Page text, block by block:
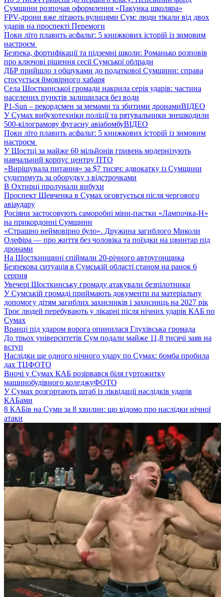
Сумщини розпочав оформлення «Пакунка школяра»
FPV-дрони вже літають вулицями Сум: люди тікали від двох
ударів на проспекті Перемоги
Поки літо плавить асфальт: 5 книжкових історій із зимовим
настроєм
Безпека, фортифікації та підземні школи: Романько розповів
про ключові рішення сесії Сумської облради
ДБР прийшло з обшуками до податкової Сумщини: справа
стосується ймовірного хабаря
Села Шосткинської громади накрила серія ударів: частина
населених пунктів залишилася без води
P1-Sun – рекордсмен за мемами та збитими дронамиВІДЕО
У Сумах вибухотехніки поліції та рятувальники знешкодили
500-кілограмову фугасну авіабомбуВІДЕО
Поки літо плавить асфальт: 5 книжкових історій із зимовим
настроєм
У Шостці за майже 60 мільйонів гривень модернізують
навчальний корпус центру ПТО
«Вирішувала питання» за $7 тисяч: адвокатку із Сумщини
судитимуть за оборудку з відстрочками
В Охтирці пролунали вибухи
Проспект Шевченка в Сумах оговтується після чергового
авіаудару
Росіяни застосовують саморобні міни-пастки «Лампочка-Н»
на прикордонні Сумщини
«Страшно неймовірно було». Дружина загиблого Миколи
Олефіра — про життя без чоловіка та поїздки на цвинтар під
дронами
На Шосткинщині спіймали 20-річного автоугонщика
Безпекова ситуація в Сумській області станом на ранок 6
серпня
Увечері Шосткинську громаду атакували безпілотники
У Сумській громаді приймають документи на матеріальну
допомогу дітям загиблих захисників і захисниць на 2027 рік
Троє людей перебувають у лікарні після нічних ударів КАБ по
Сумах
Вранці під ударом ворога опинилася Глухівська громада
До трьох університетів Сум подали майже 11,8 тисячі заяв на
вступ
Наслідки ще одного нічного удару по Сумах: бомба пробила
дах ТЦФОТО
Вночі у Сумах КАБ розірвався біля гуртожитку
машинобудівного коледжуФОТО
У Сумах розгортають штаб із ліквідації наслідків ударів
КАБами
8 КАБів на Суми за 8 хвилин: що відомо про наслідки нічної
атаки